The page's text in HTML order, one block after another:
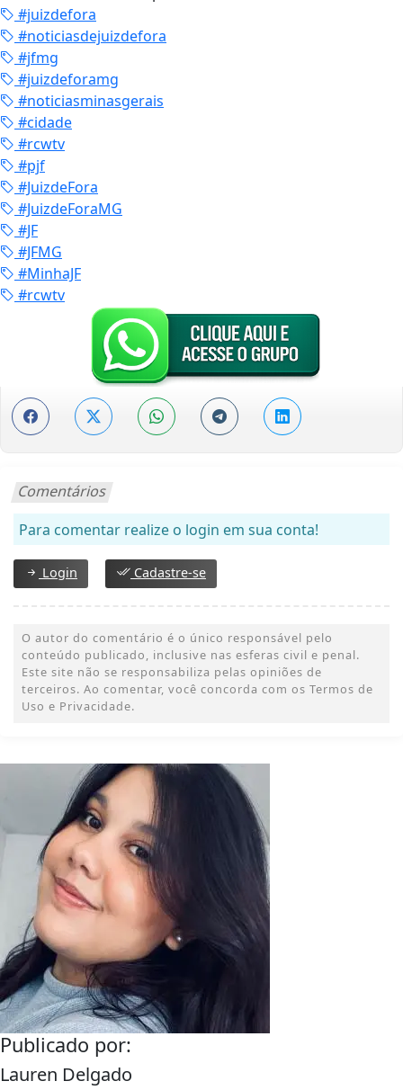
#juizdefora
#noticiasdejuizdefora
#jfmg
#juizdeforamg
#noticiasminasgerais
#cidade
#rcwtv
#pjf
#JuizdeFora
#JuizdeForaMG
#JF
#JFMG
#MinhaJF
#rcwtv
Comentários
Para comentar realize o login em sua conta!
Login Cadastre-se
O autor do comentário é o único responsável pelo
conteúdo publicado, inclusive nas esferas civil e penal.
Este site não se responsabiliza pelas opiniões de
terceiros. Ao comentar, você concorda com os Termos de
Uso e Privacidade.
Publicado por:
Lauren Delgado